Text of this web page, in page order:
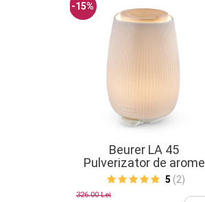
-15%
Beurer LA 45
Pulverizator de arome
5 (2)
326.00 Lei